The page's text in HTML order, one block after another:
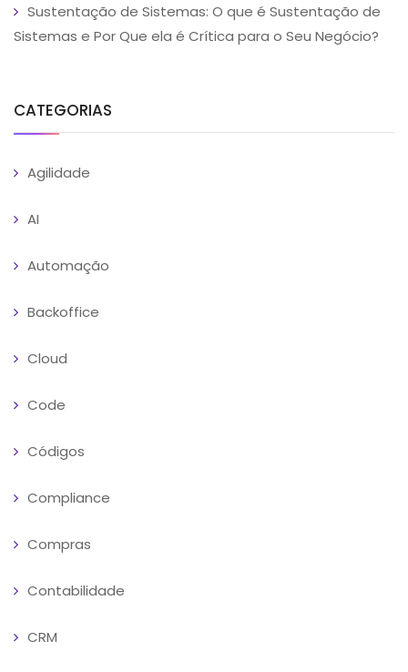
Sustentação de Sistemas: O que é Sustentação de
Sistemas e Por Que ela é Crítica para o Seu Negócio?
CATEGORIAS
Agilidade
AI
Automação
Backoffice
Cloud
Code
Códigos
Compliance
Compras
Contabilidade
CRM